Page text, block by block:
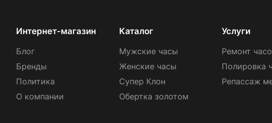
Интернет-магазин
Блог
Бренды
Политика
О компании
Каталог
Мужские часы
Женские часы
Супер Клон
Обертка золотом
Услуги
Ремонт
Полировка
Репассаж